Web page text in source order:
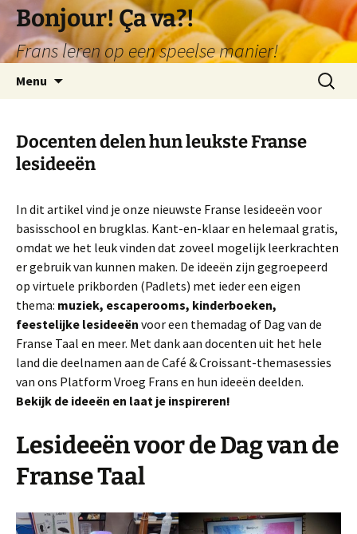
naar
de
inhoud
Bonjour! Ça va?!
Frans leren op een speelse manier!
Menu
Zoeken
naar:
Docenten delen hun leukste Franse
lesideeën
In dit artikel vind je onze nieuwste Franse lesideeën voor
basisschool en brugklas. Kant-en-klaar en helemaal gratis,
omdat we het leuk vinden dat zoveel mogelijk leerkrachten
er gebruik van kunnen maken. De ideeën zijn gegroepeerd
op virtuele prikborden (Padlets) met ieder een eigen
thema: muziek, escaperooms, kinderboeken,
feestelijke lesideeën voor een themadag of Dag van de
Franse Taal en meer. Met dank aan docenten uit het hele
land die deelnamen aan de Café & Croissant-themasessies
van ons Platform Vroeg Frans en hun ideeën deelden.
Bekijk de ideeën en laat je inspireren!
Lesideeën voor de Dag van de
Franse Taal